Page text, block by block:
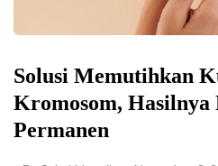
Solusi Memutihkan
Kromosom, Hasilnya
Permanen